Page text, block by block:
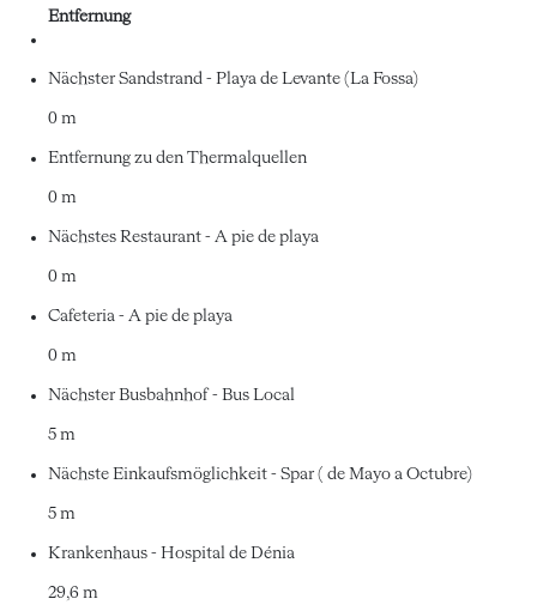
Entfernung
Nächster Sandstrand - Playa de Levante (La Fossa)
0 m
Entfernung zu den Thermalquellen
0 m
Nächstes Restaurant - A pie de playa
0 m
Cafeteria - A pie de playa
0 m
Nächster Busbahnhof - Bus Local
5 m
Nächste Einkaufsmöglichkeit - Spar ( de Mayo a Octubre)
5 m
Krankenhaus - Hospital de Dénia
29,6 m